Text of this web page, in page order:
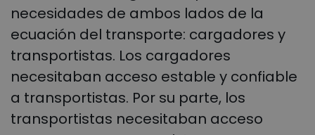
necesidades de ambos lados de la
ecuación del transporte: cargadores y
transportistas. Los cargadores
necesitaban acceso estable y confiable
a transportistas. Por su parte, los
transportistas necesitaban acceso